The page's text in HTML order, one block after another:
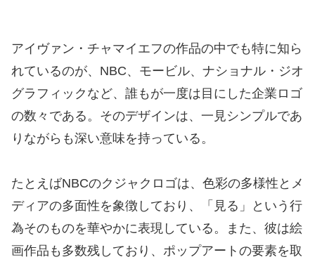
アイヴァン・チャマイエフの作品の中でも特に知ら
れているのが、NBC、モービル、ナショナル・ジオ
グラフィックなど、誰もが一度は目にした企業ロゴ
の数々である。そのデザインは、一見シンプルであ
りながらも深い意味を持っている。
たとえばNBCのクジャクロゴは、色彩の多様性とメ
ディアの多面性を象徴しており、「見る」という行
為そのものを華やかに表現している。また、彼は絵
画作品も多数残しており、ポップアートの要素を取